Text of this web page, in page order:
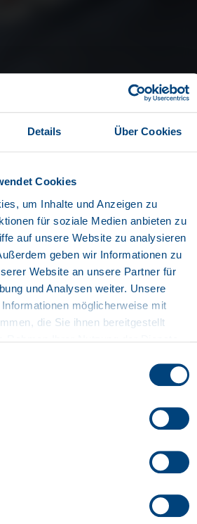
Details Über Cookies
Cookies
um Inhalte und Anzeigen zu
für soziale Medien anbieten zu
auf unsere Website zu analysieren
geben wir Informationen zu
Website an unsere Partner für
und Analysen weiter. Unsere
möglicherweise mit
die Sie ihnen bereitgestellt
außerhalb der EU mit
ein, wodurch
Daten bestehen kann.
Working with you, we seek to
and services with the forward-
of "digitalisation, automation,